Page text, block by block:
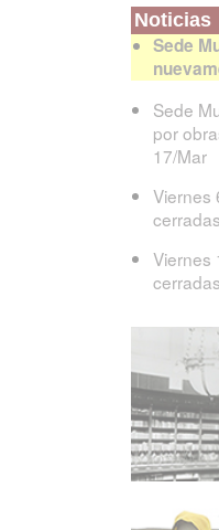
Noticias
Sede
Sede
por
17/Mar
Viernes
Viernes